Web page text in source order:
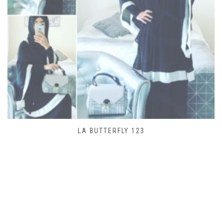
SAC LACET 480